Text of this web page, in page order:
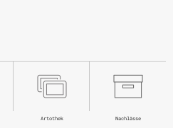
Nachlässe
Artothek